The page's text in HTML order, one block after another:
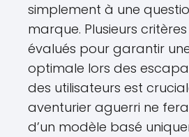
simplement à une
marque. Plusieurs
évalués pour garantir
optimale lors des
des utilisateurs est
aventurier aguerri ne
d’un modèle basé